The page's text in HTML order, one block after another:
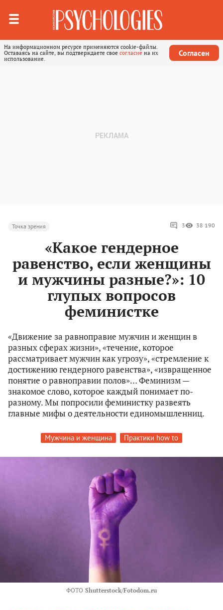
На информационном ресурсе применяются cookie-файлы.
Оставаясь на сайте, вы подтверждаете свое согласие на их
использование.
Согласен
Точка зрения 3 38 190
«Какое гендерное
равенство, если женщины
и мужчины разные?»: 10
глупых вопросов
феминистке
«Движение за равноправие мужчин и женщин в
разных сферах жизни», «течение, которое
рассматривает мужчин как угрозу», «стремление к
достижению гендерного равенства», «извращенное
понятие о равноправии полов»… Феминизм —
знакомое слово, которое каждый понимает по-
разному. Мы попросили феминистку развеять
главные мифы о деятельности единомышленниц.
Мужчина и женщина Практики how to
ФОТО Shutterstock/Fotodom.ru